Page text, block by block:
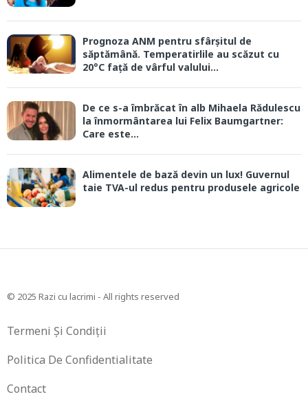
Prognoza ANM pentru sfârșitul de
săptămână. Temperatirlile au scăzut cu
20°C față de vârful valului...
De ce s-a îmbrăcat în alb Mihaela Rădulescu
la înmormântarea lui Felix Baumgartner:
Care este...
Alimentele de bază devin un lux! Guvernul
taie TVA-ul redus pentru produsele agricole
© 2025 Razi cu lacrimi - All rights reserved
Termeni Și Condiții
Politica De Confidentialitate
Contact